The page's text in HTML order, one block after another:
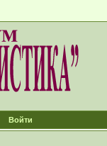
Войти